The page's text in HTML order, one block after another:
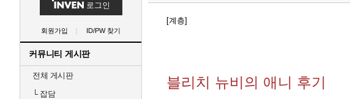
로그인
회원가입 ID/PW 찾기
커뮤니티 게시판
전체 게시판
└잡담
[계층]
블리치 뉴비의 애니 후기